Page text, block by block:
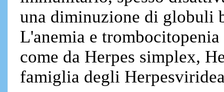
una diminuzione di globuli
L'anemia e
come da Herpes simplex,
famiglia degli